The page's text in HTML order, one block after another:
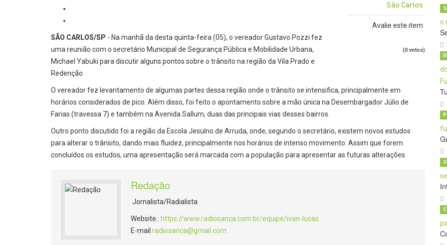
São Carlos
Avalie este item
(0 votos)
SÃO CARLOS/SP - Na manhã da desta quinta-feira (05), o vereador Gustavo Pozzi fez
uma reunião com o secretário Municipal de Segurança Pública e Mobilidade Urbana,
Michael Yabuki para discutir alguns pontos sobre o trânsito na região da Vila Prado e
Redenção.
O vereador fez levantamento de algumas partes dessa região onde o trânsito se intensifica, principalmente em
horários considerados de pico. Além disso, foi feito o apontamento sobre a mão única na Desembargador Júlio de
Farias (travessa 7) e também na Avenida Sallum, duas das principais vias desses bairros.
Outro ponto discutido foi a região da Escola Jesuíno de Arruda, onde, segundo o secretário, existem novos estudos
para alterar o trânsito, dando mais fluidez, principalmente nos horários de intenso movimento. Assim que forem
concluídos os estudos, uma apresentação será marcada com a população para apresentar as futuras alterações.
Redação
Jornalista/Radialista
Website.: https://www.radiosanca.com.br/equipe/ivan-lucas
E-mail radiosanca@gmail.com